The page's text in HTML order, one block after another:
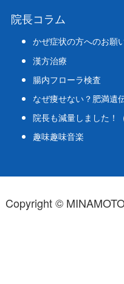
院長コラム
かぜ症状の方へのお願
漢方治療
腸内フローラ検査
なぜ痩せない？肥満遺
院長も減量しました！
趣味趣味音楽
Copyright ©